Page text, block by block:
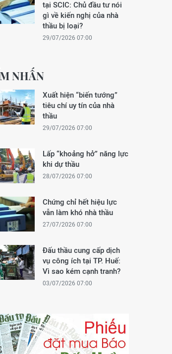
tại SCIC: Chủ đầu tư nói
gì về kiến nghị của nhà
thầu bị loại?
29/07/2026 07:00
NHẤN
Xuất hiện “biến tướng”
tiêu chí uy tín của nhà
thầu
29/07/2026 07:00
Lấp “khoảng hở” năng lực
khi dự thầu
28/07/2026 07:00
Chứng chỉ hết hiệu lực
vẫn làm khó nhà thầu
27/07/2026 07:00
Đấu thầu cung cấp dịch
vụ công ích tại TP. Huế:
Vì sao kém cạnh tranh?
03/07/2026 07:00